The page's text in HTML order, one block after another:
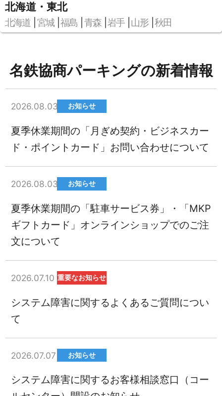
北海道・東北
北海道 宮城 福島 青森 岩手 山形 秋田
名鉄協商パーキングの新着情報
2026.08.03 お知らせ
夏季休業期間の「月ぎめ契約・ビジネスカー
ド・ポイントカード」お問い合わせについて
2026.08.03 お知らせ
夏季休業期間の「駐車サービス券」・「MKP
ギフトカード」オンラインショップでのご注
文について
2026.07.10 重要なお知らせ
システム障害に関するよくあるご質問につい
て
2026.07.07 お知らせ
システム障害に関するお客様相談窓口（コー